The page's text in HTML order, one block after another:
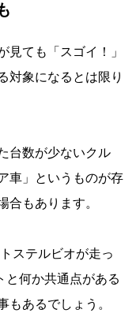
見ても「スゴイ！」
対象になるとは限り
台数が少ないクル
車」というものが存
合もあります。
ステルビオが走っ
と何か共通点がある
もあるでしょう。